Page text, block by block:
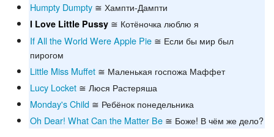
Humpty Dumpty ≅ Хампти-Дампти
I Love Little Pussy ≅ Котёночка люблю я
If All the World Were Apple Pie ≅ Если бы мир был
пирогом
Little Miss Muffet ≅ Маленькая госпожа Маффет
Lucy Locket ≅ Люся Растеряша
Monday's Child ≅ Ребёнок понедельника
Oh Dear! What Can the Matter Be ≅ Боже! В чём же дело?